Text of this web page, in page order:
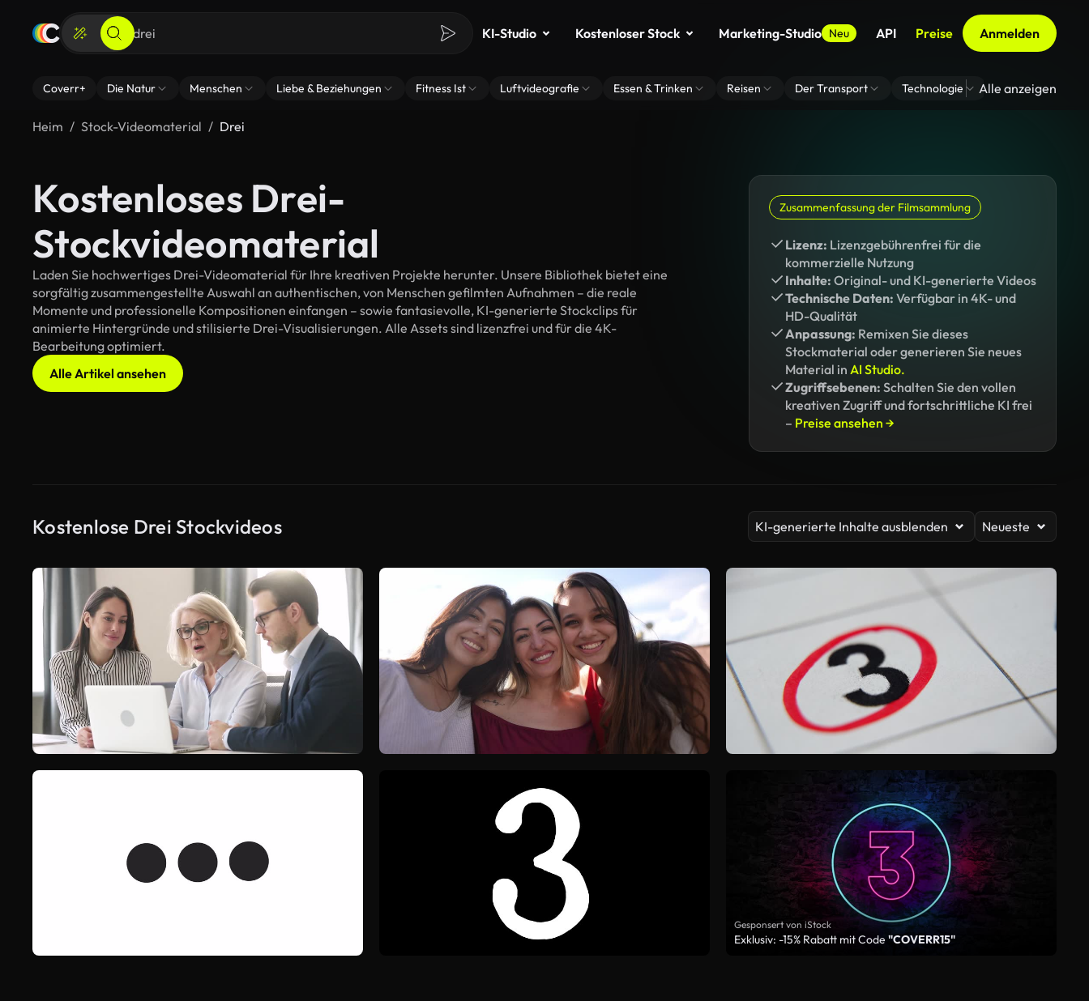
KI-Studio Kostenloser Stock Marketing-Studio Neu API Preise Anmelden
Coverr+ Die Natur Menschen Liebe & Beziehungen Fitness Ist Luftvideografie Essen & Trinken Reisen Der Transport Technologie Zoom Virtuelle
Alle anzeigen
Heim Stock-Videomaterial Drei
Kostenloses Drei-
Stockvideomaterial
Laden Sie hochwertiges Drei-Videomaterial für Ihre kreativen Projekte herunter. Unsere Bibliothek bietet eine
sorgfältig zusammengestellte Auswahl an authentischen, von Menschen gefilmten Aufnahmen – die reale
Momente und professionelle Kompositionen einfangen – sowie fantasievolle, KI-generierte Stockclips für
animierte Hintergründe und stilisierte Drei-Visualisierungen. Alle Assets sind lizenzfrei und für die 4K-
Bearbeitung optimiert.
Alle Artikel ansehen
Zusammenfassung der Filmsammlung
Lizenz: Lizenzgebührenfrei für die
kommerzielle Nutzung
Inhalte: Original- und KI-generierte Videos
Technische Daten: Verfügbar in 4K- und
HD-Qualität
Anpassung: Remixen Sie dieses
Stockmaterial oder generieren Sie neues
Material in AI Studio.
Zugriffsebenen: Schalten Sie den vollen
kreativen Zugriff und fortschrittliche KI frei
– Preise ansehen →
Kostenlose Drei Stockvideos KI-generierte Inhalte ausblenden Neueste
Gesponsert von iStock
Exklusiv: -15% Rabatt mit Code "COVERR15"